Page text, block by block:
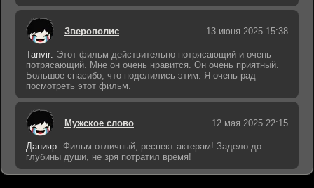
Зверополис 13 июня 2025 15:38
Tanvir: Этот фильм действительно потрясающий и очень
потрясающий. Мне он очень нравится. Он очень приятный.
Большое спасибо, что поделились этим. Я очень рад
посмотреть этот фильм.
Мужское слово 12 мая 2025 22:15
Данияр: Фильм отличный, респект актерам! Задело до
глубины души, не зря потратил время!